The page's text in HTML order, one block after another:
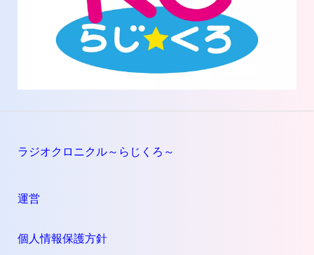
ラジオクロニクル～らじくろ～
運営
個人情報保護方針